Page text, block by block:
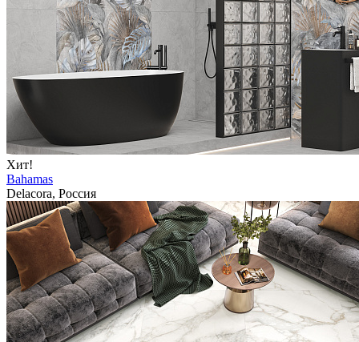
Хит!
Bahamas
Delacora, Россия